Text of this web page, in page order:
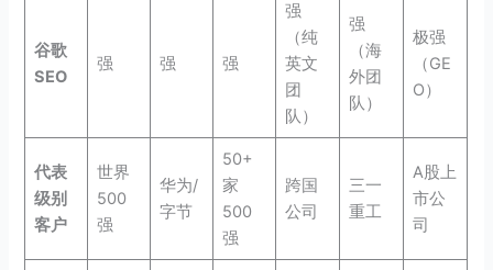
谷歌
SEO
强 强 强
强
（纯
英文
团
队）
强
（海
外团
队）
极强
（GE
O）
代表
级别
客户
世界
500
强
华为/
字节
50+
家
500
强
跨国
公司
三一
重工
A股上
市公
司